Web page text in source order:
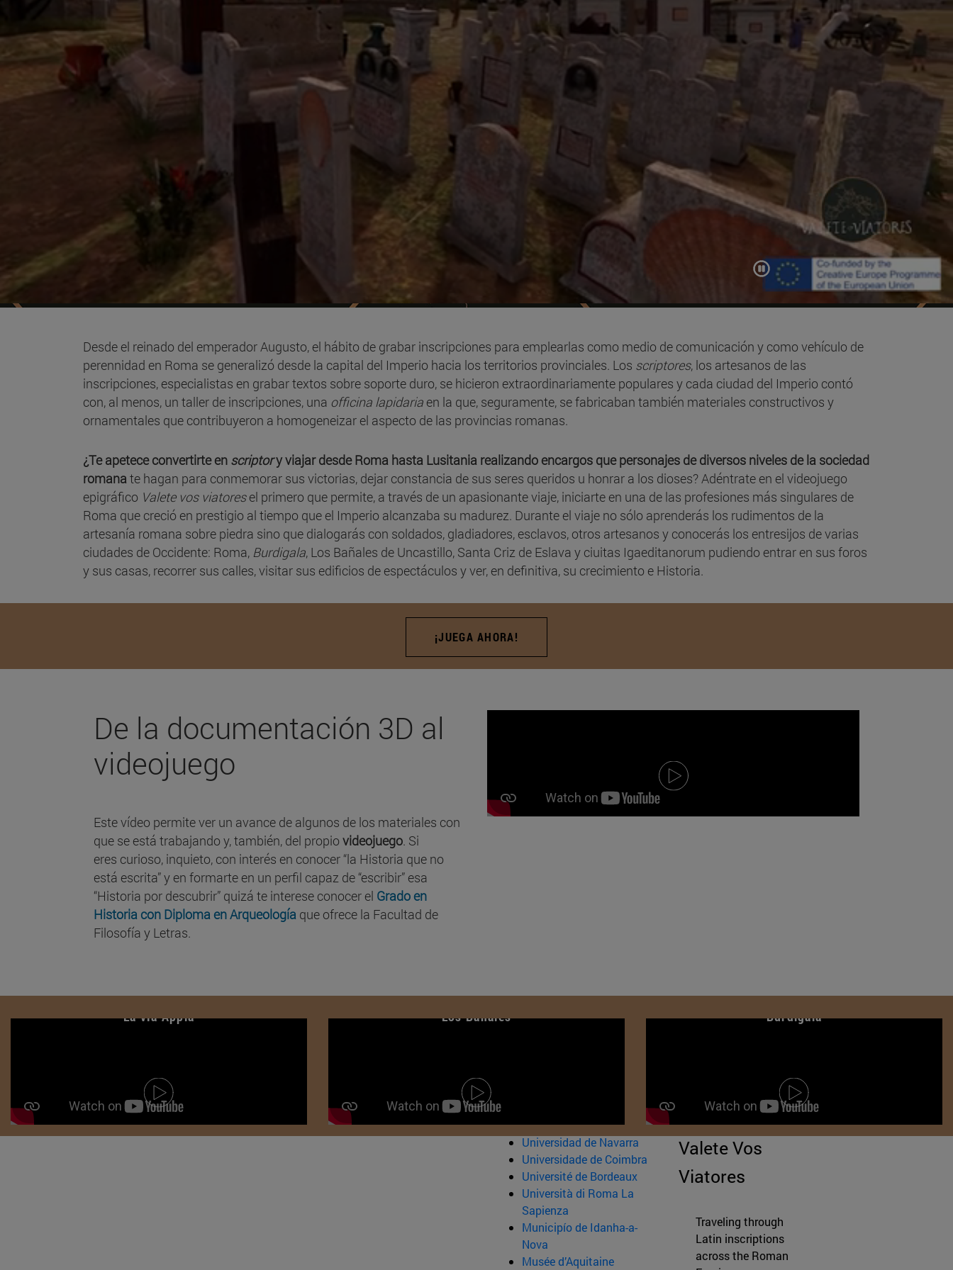
Desde el reinado del emperador Augusto, el hábito de grabar inscripciones para emplearlas como medio de comunicación y como vehículo de
perennidad en Roma se generalizó desde la capital del Imperio hacia los territorios provinciales. Los scriptores, los artesanos de las
inscripciones, especialistas en grabar textos sobre soporte duro, se hicieron extraordinariamente populares y cada ciudad del Imperio contó
con, al menos, un taller de inscripciones, una officina lapidaria en la que, seguramente, se fabricaban también materiales constructivos y
ornamentales que contribuyeron a homogeneizar el aspecto de las provincias romanas.
¿Te apetece convertirte en scriptory viajar desde Roma hasta Lusitania realizando encargos que personajes de diversos niveles de la sociedad
romanate hagan para conmemorar sus victorias, dejar constancia de sus seres queridos u honrar a los dioses? Adéntrate en el videojuego
epigráfico Valete vos viatoresel primero que permite, a través de un apasionante viaje, iniciarte en una de las profesiones más singulares de
Roma que creció en prestigio al tiempo que el Imperio alcanzaba su madurez. Durante el viaje no sólo aprenderás los rudimentos de la
artesanía romana sobre piedra sino que dialogarás con soldados, gladiadores, esclavos, otros artesanos y conocerás los entresijos de varias
ciudades de Occidente: Roma, Burdigala, Los Bañales de Uncastillo, Santa Criz de Eslava y ciuitas Igaeditanorum pudiendo entrar en sus foros
y sus casas, recorrer sus calles, visitar sus edificios de espectáculos y ver, en definitiva, su crecimiento e Historia.
¡JUEGA AHORA!
De la documentación 3D al
videojuego
Este vídeo permite ver un avance de algunos de los materiales con
que se está trabajando y, también, del propio videojuego. Si
eres curioso, inquieto, con interés en conocer “la Historia que no
está escrita” y en formarte en un perfil capaz de “escribir” esa
“Historia por descubrir” quizá te interese conocer el Grado en
Historia con Diploma en Arqueología que ofrece la Facultad de
Filosofía y Letras.
La vía Appia Los Bañales Burdigala
Universidad de Navarra
Universidade de Coimbra
Université de Bordeaux
Università di Roma La
Sapienza
Municipío de Idanha-a-
Nova
Musée d’Aquitaine
Valete Vos
Viatores
Traveling through
Latin inscriptions
across the Roman